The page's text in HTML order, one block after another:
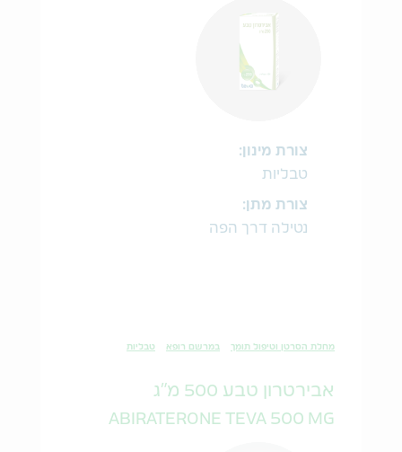
צורת מינון:
טבליות
צורת מתן:
נטילה דרך הפה
מחלת הסרטן וטיפול תומך במרשם רופא טבליות
אבירטרון טבע 500 מ"ג
ABIRATERONE TEVA 500 MG